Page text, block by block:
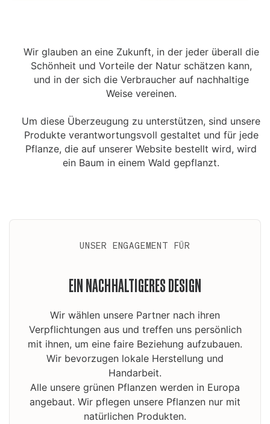
Wir glauben an eine Zukunft, in der jeder überall die
Schönheit und Vorteile der Natur schätzen kann,
und in der sich die Verbraucher auf nachhaltige
Weise vereinen.
Um diese Überzeugung zu unterstützen, sind unsere
Produkte verantwortungsvoll gestaltet und für jede
Pflanze, die auf unserer Website bestellt wird, wird
ein Baum in einem Wald gepflanzt.
UNSER ENGAGEMENT FÜR
EIN NACHHALTIGERES DESIGN
Wir wählen unsere Partner nach ihren
Verpflichtungen aus und treffen uns persönlich
mit ihnen, um eine faire Beziehung aufzubauen.
Wir bevorzugen lokale Herstellung und
Handarbeit.
Alle unsere grünen Pflanzen werden in Europa
angebaut. Wir pflegen unsere Pflanzen nur mit
natürlichen Produkten.